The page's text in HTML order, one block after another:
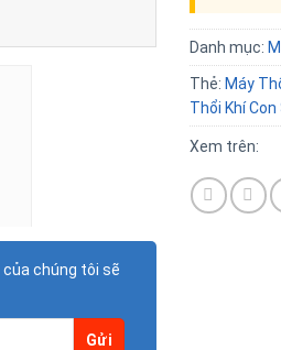
của chúng tôi sẽ
Danh mục:
Thẻ: Máy
Thổi Khí Con
Xem trên: